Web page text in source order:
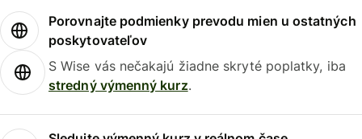
Porovnajte podmienky prevodu mien u ostatných
poskytovateľov
S Wise vás nečakajú žiadne skryté poplatky, iba
stredný výmenný kurz.